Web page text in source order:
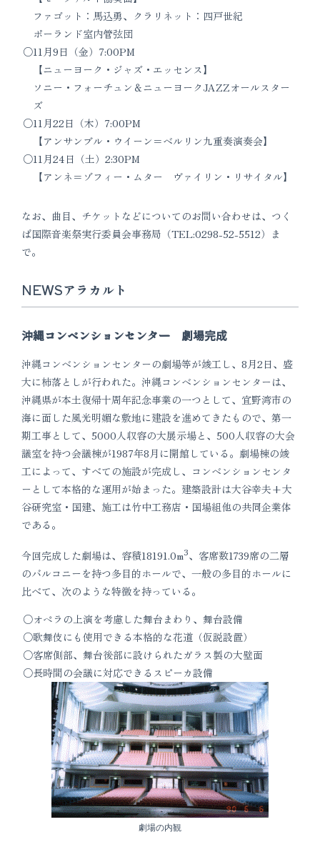
ファゴット：馬込勇、クラリネット：四戸世紀
ポーランド室内管弦団
11月9日（金）7:00PM
【ニューヨーク・ジャズ・エッセンス】
ソニー・フォーチュン＆ニューヨークJAZZオールスター
ズ
11月22日（木）7:00PM
【アンサンブル・ウイーン＝ベルリン九重奏演奏会】
11月24日（土）2:30PM
【アンネ＝ゾフィー・ムター ヴァイリン・リサイタル】
なお、曲目、チケットなどについてのお問い合わせは、つく
ば国際音楽祭実行委員会事務局（TEL:0298-52-5512）ま
で。
NEWSアラカルト
沖縄コンベンションセンター 劇場完成
沖縄コンベンションセンターの劇場等が竣工し、8月2日、盛
大に柿落としが行われた。沖縄コンベンションセンターは、
沖縄県が本土復帰十周年記念事業の一つとして、宜野湾市の
海に面した風光明媚な敷地に建設を進めてきたもので、第一
期工事として、5000人収容の大展示場と、500人収容の大会
議室を持つ会議棟が1987年8月に開館している。劇場棟の竣
工によって、すべての施設が完成し、コンベンションセンタ
ーとして本格的な運用が始まった。建築設計は大谷幸夫+大
谷研究室・国建、施工は竹中工務店・国場組他の共同企業体
である。
今回完成した劇場は、容積18191.0m3、客席数1739席の二層
のバルコニーを持つ多目的ホールで、一般の多目的ホールに
比べて、次のような特徴を持っている。
オペラの上演を考慮した舞台まわり、舞台設備
歌舞伎にも使用できる本格的な花道（仮説設置）
客席側部、舞台後部に設けられたガラス製の大壁面
長時間の会議に対応できるスピーカ設備
劇場の内観